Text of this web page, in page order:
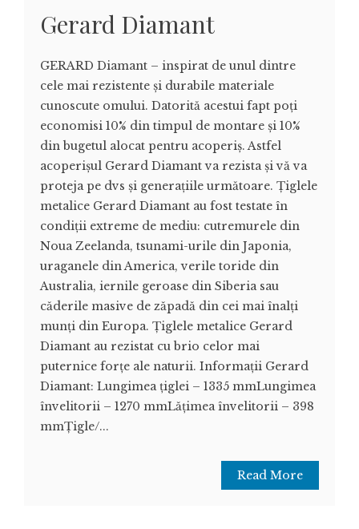
Gerard Diamant
GERARD Diamant – inspirat de unul dintre
cele mai rezistente și durabile materiale
cunoscute omului. Datorită acestui fapt poți
economisi 10% din timpul de montare și 10%
din bugetul alocat pentru acoperiș. Astfel
acoperișul Gerard Diamant va rezista și vă va
proteja pe dvs și generațiile următoare. Țiglele
metalice Gerard Diamant au fost testate în
condiții extreme de mediu: cutremurele din
Noua Zeelanda, tsunami-urile din Japonia,
uraganele din America, verile toride din
Australia, iernile geroase din Siberia sau
căderile masive de zăpadă din cei mai înalți
munți din Europa. Țiglele metalice Gerard
Diamant au rezistat cu brio celor mai
puternice forțe ale naturii. Informații Gerard
Diamant: Lungimea țiglei – 1335 mmLungimea
învelitorii – 1270 mmLățimea învelitorii – 398
mmȚigle/...
Read More